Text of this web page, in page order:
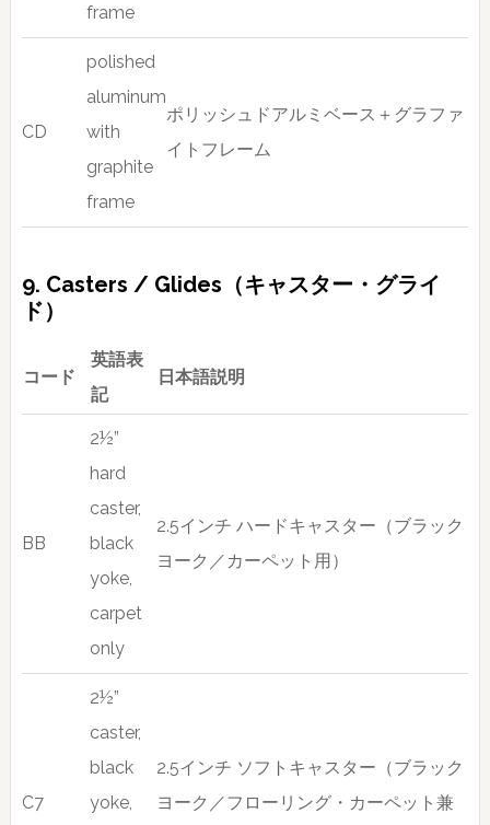
frame
CD
polished
aluminum
with
graphite
frame
ポリッシュドアルミベース＋グラファ
イトフレーム
9. Casters / Glides（キャスター・グライ
ド）
コード
英語表
記
日本語説明
BB
2½”
hard
caster,
black
yoke,
carpet
only
2.5インチ ハードキャスター（ブラック
ヨーク／カーペット用）
C7
2½”
caster,
black
yoke,
2.5インチ ソフトキャスター（ブラック
ヨーク／フローリング・カーペット兼